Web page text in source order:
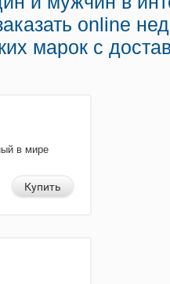
online
марок с
в мире
Купить